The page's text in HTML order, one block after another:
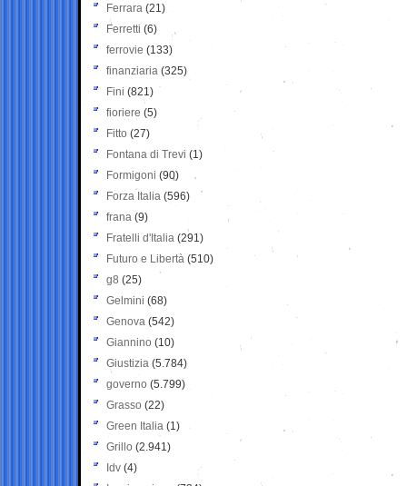
Ferrara (21)
Ferretti (6)
ferrovie (133)
finanziaria (325)
Fini (821)
fioriere (5)
Fitto (27)
Fontana di Trevi (1)
Formigoni (90)
Forza Italia (596)
frana (9)
Fratelli d'Italia (291)
Futuro e Libertà (510)
g8 (25)
Gelmini (68)
Genova (542)
Giannino (10)
Giustizia (5.784)
governo (5.799)
Grasso (22)
Green Italia (1)
Grillo (2.941)
Idv (4)